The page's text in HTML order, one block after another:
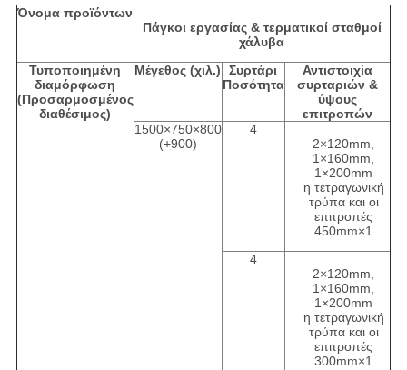
Όνομα προϊόντων
Πάγκοι εργασίας & τερματικοί σταθμοί
χάλυβα
Τυποποιημένη
διαμόρφωση
(Προσαρμοσμένος
διαθέσιμος)
Μέγεθος (χιλ.)
Συρτάρι
Ποσότητα
Αντιστοιχία
συρταριών &
ύψους
επιτροπών
1500×750×800
(+900)
4
2×120mm,
1×160mm,
1×200mm
η τετραγωνική
τρύπα και οι
επιτροπές
450mm×1
4
2×120mm,
1×160mm,
1×200mm
η τετραγωνική
τρύπα και οι
επιτροπές
300mm×1